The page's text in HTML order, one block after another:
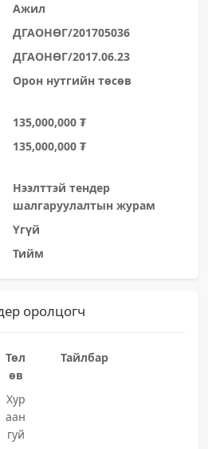
Ажил
ДГАОНӨГ/201705036
ДГАОНӨГ/2017.06.23
Орон нутгийн төсөв
135,000,000 ₮
135,000,000 ₮
Нээлттэй тендер
шалгаруулалтын журам
Үгүй
Тийм
оролцогч
Төл
өв
Тайлбар
Хур
аан
гуй